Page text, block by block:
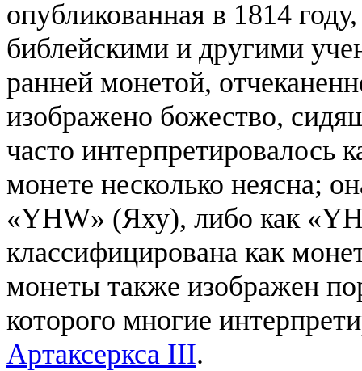
опубликованная в 1814
библейскими и другими
ранней монетой,
изображено божество,
часто интерпретировалось
монете несколько неясна;
«YHW» (Яху), либо как
классифицирована как
монеты также изображен
которого многие
Артаксеркса III.